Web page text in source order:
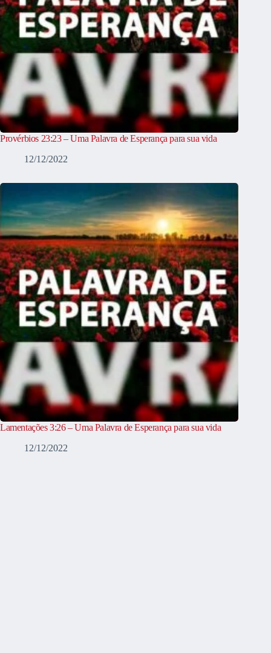
Provérbios 23:23 – Uma Palavra de Esperança para sua vida
12/12/2022
Lamentações 3:26 – Uma Palavra de Esperança para sua vida
12/12/2022